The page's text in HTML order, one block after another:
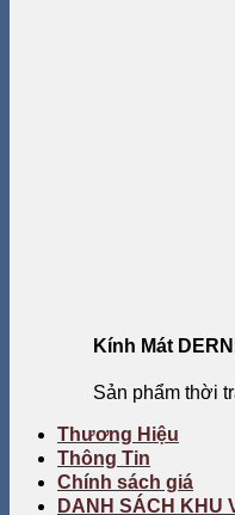
Kính Mát
Sản phẩm thời
Thương Hiệu
Thông Tin
Chính sách giá
DANH SÁCH KHU